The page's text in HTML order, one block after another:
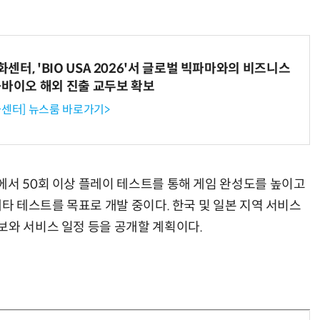
센터, 'BIO USA 2026'서 글로벌 빅파마와의 비즈니스
이오 해외 진출 교두보 확보
터] 뉴스룸 바로가기>
서 50회 이상 플레이 테스트를 통해 게임 완성도를 높이고
테스트를 목표로 개발 중이다. 한국 및 일본 지역 서비스
와 서비스 일정 등을 공개할 계획이다.